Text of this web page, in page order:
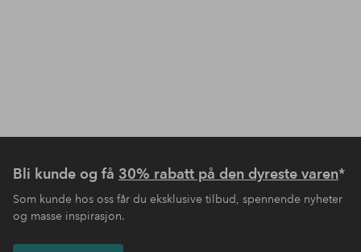
Bli kunde og få 30% rabatt på den dyreste varen*
Som kunde hos oss får du eksklusive tilbud, spennende nyheter
og masse inspirasjon.